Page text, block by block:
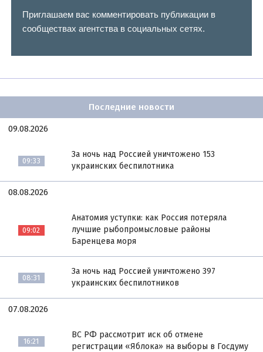
Приглашаем вас комментировать публикации в
сообществах агентства в социальных сетях.
Последние новости
09.08.2026
09:33
За ночь над Россией уничтожено 153
украинских беспилотника
08.08.2026
09:02
Анатомия уступки: как Россия потеряла
лучшие рыбопромысловые районы
Баренцева моря
08:31
За ночь над Россией уничтожено 397
украинских беспилотников
07.08.2026
16:21
ВС РФ рассмотрит иск об отмене
регистрации «Яблока» на выборы в Госдуму